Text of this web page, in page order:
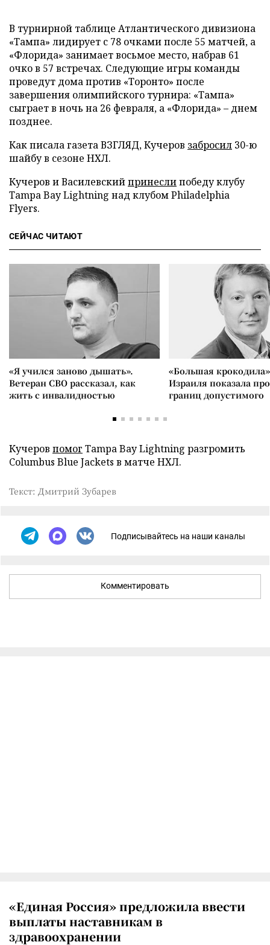
В турнирной таблице Атлантического дивизиона
«Тампа» лидирует с 78 очками после 55 матчей, а
«Флорида» занимает восьмое место, набрав 61
очко в 57 встречах. Следующие игры команды
проведут дома против «Торонто» после
завершения олимпийского турнира: «Тампа»
сыграет в ночь на 26 февраля, а «Флорида» – днем
позднее.
Как писала газета ВЗГЛЯД, Кучеров забросил 30-ю
шайбу в сезоне НХЛ.
Кучеров и Василевскийпринеслипобеду клубу
Tampa Bay Lightning над клубом Philadelphia
Flyers.
СЕЙЧАС ЧИТАЮТ
«Я учился заново дышать».
Ветеран СВО рассказал, как
жить с инвалидностью
«Большая
Израиля показала
границ допустимого
Кучеров помог Tampa Bay Lightning разгромить
Columbus Blue Jackets в матче НХЛ.
Текст: Дмитрий Зубарев
Подписывайтесь на наши каналы
Комментировать
«Единая Россия» предложила ввести
выплаты наставникам в
здравоохранении